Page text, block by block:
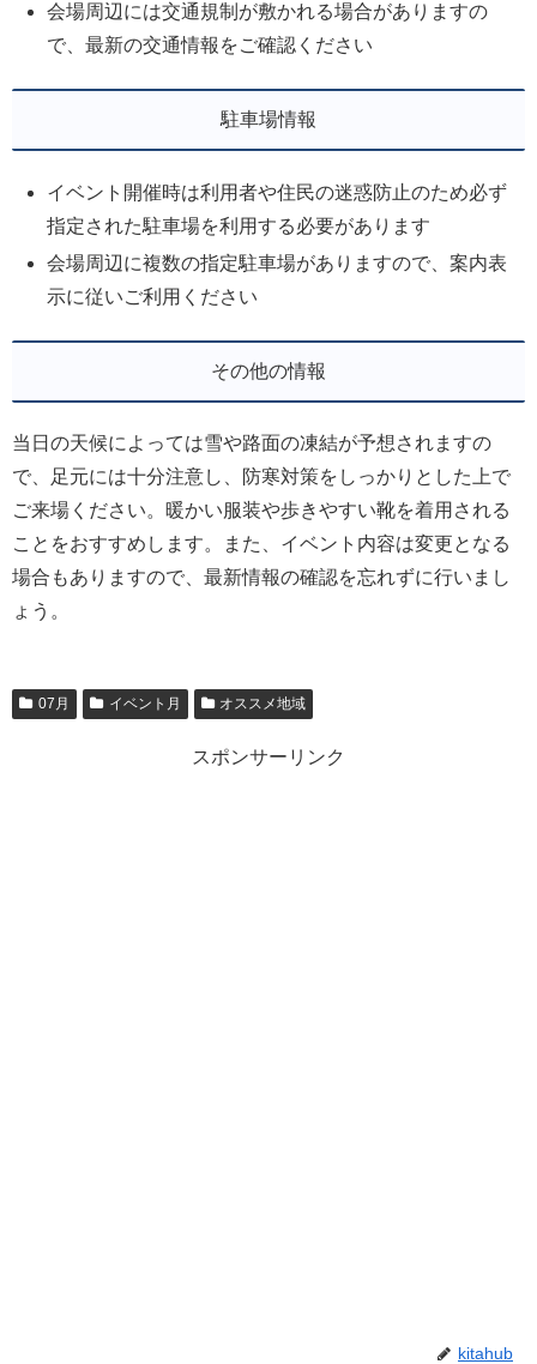
会場周辺には交通規制が敷かれる場合がありますの
で、最新の交通情報をご確認ください
駐車場情報
イベント開催時は利用者や住民の迷惑防止のため必ず
指定された駐車場を利用する必要があります
会場周辺に複数の指定駐車場がありますので、案内表
示に従いご利用ください
その他の情報
当日の天候によっては雪や路面の凍結が予想されますの
で、足元には十分注意し、防寒対策をしっかりとした上で
ご来場ください。暖かい服装や歩きやすい靴を着用される
ことをおすすめします。また、イベント内容は変更となる
場合もありますので、最新情報の確認を忘れずに行いまし
ょう。
07月 イベント月 オススメ地域
スポンサーリンク
kitahub